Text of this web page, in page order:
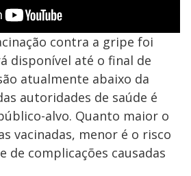
contra a gripe foi
disponível até o final de
atualmente abaixo da
autoridades de saúde é
alvo. Quanto maior o
vacinadas, menor é o risco
de complicações causadas